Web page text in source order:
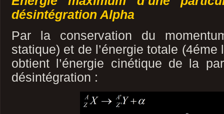
désintégration Alpha
Par la conservation du
statique) et de l’énergie totale
obtient l’énergie cinétique de la
désintégration :